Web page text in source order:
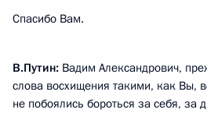
Спасибо Вам.
В.Путин: Вадим Александрович,
слова восхищения такими, как Вы,
не побоялись бороться за себя, за